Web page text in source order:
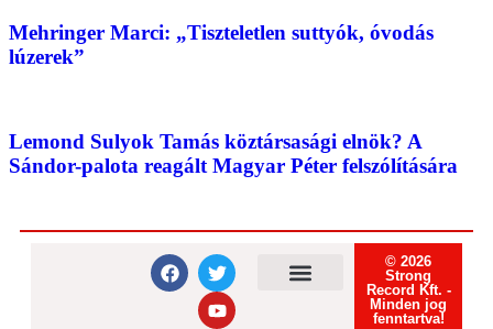
Mehringer Marci: „Tiszteletlen suttyók, óvodás
lúzerek”
Lemond Sulyok Tamás köztársasági elnök? A
Sándor-palota reagált Magyar Péter felszólítására
© 2026
Strong
Record Kft. -
Minden jog
fenntartva!